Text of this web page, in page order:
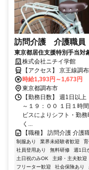
訪問介護 介護職員
東京都居住支援特別手当対
利用者様の暮らしを尊重し
株式会社ニチイ学館
【アクセス】 京王線調布駅 徒歩7分 ■住 所
40-7AOﾋﾞ
時給1,393円～1,673円
東京都調布市
【勤務日数】 週1日以
～１９：００ １日１時
ビスによりシフト・勤
く...
【職種】 訪問介護 介護
制服あり 業界未経験者歓迎
社員登用あり
無料研修 週1日
土日祝のみOK
主婦・主夫歓迎
フリーター歓迎
社会保険あり